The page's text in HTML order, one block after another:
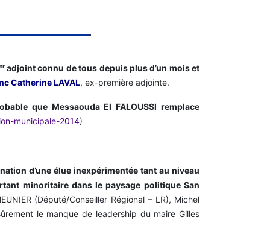
adjoint connu de tous depuis plus d’un mois et
Catherine LAVAL, ex-première adjointe.
que Messaouda El FALOUSSI remplace
municipale-2014)
d’une élue inexpérimentée tant au niveau
minoritaire dans le paysage politique San
(Député/Conseiller Régional – LR), Michel
le manque de leadership du maire Gilles